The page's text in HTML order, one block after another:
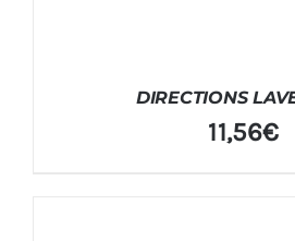
DIRECTIONS
11,56€